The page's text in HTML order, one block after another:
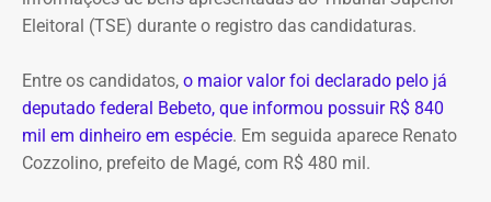
*Com informações do blog do Octávio Guedes, do portal
Eleitoral (TSE) durante o registro das candidaturas.
Entre os candidatos, o maior valor foi declarado pelo já
deputado federal Bebeto, que informou possuir R$ 840
mil em dinheiro em espécie. Em seguida aparece Renato
Cozzolino, prefeito de Magé, com R$ 480 mil.